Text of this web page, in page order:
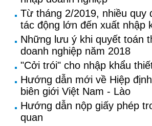
Từ tháng 2/2019, nhiều quy
tác động lớn đến xuất nhập
Những lưu ý khi quyết toán
doanh nghiệp năm 2018
"Cởi trói" cho nhập khẩu
Hướng dẫn mới về Hiệp
biên giới Việt Nam - Lào
Hướng dẫn nộp giấy phép
quan